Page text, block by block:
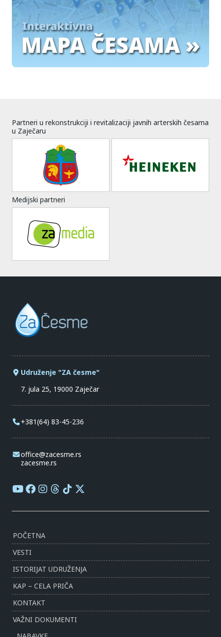
Partneri u rekonstrukciji i revitalizaciji javnih arterskih česama
u Zaječaru
Medijski partneri
Udruženje "ZA česme"
7. jula 25, 19000 Zaječar
+381(64) 83-45-236
office@zacesme.rs
zacesme.rs
POČETNA
VESTI
ISTORIJAT UDRUŽENJA
KAP – CELA PRIČA
KONTAKT
VAŽNI DOKUMENTI